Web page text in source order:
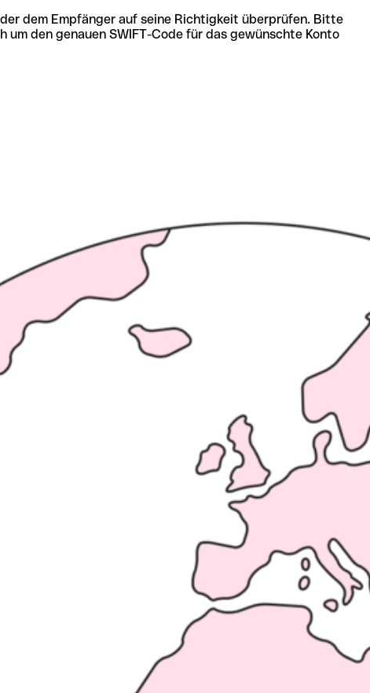
dem Empfänger auf seine Richtigkeit überprüfen. Bitte
den genauen SWIFT-Code für das gewünschte Konto